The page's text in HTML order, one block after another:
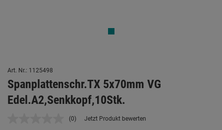
Art. Nr.: 1125498
Spanplattenschr.TX 5x70mm VG
Edel.A2,Senkkopf,10Stk.
Kein
(0) Jetzt Produkt bewerten